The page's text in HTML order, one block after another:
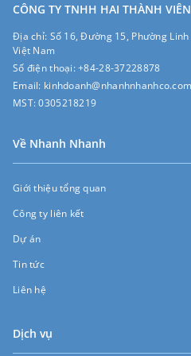
CÔNG TY TNHH HAI THÀNH
Địa chỉ: Số 16, Đường 15, Phường
Việt Nam
Số điện thoại:+84-28-37228878
Email: kinhdoanh@nhanhnhanhco.com
MST:0305218219
Về Nhanh Nhanh
Giới thiệu tổng quan
Công ty liên kết
Dự án
Tin tức
Liên hệ
Dịch vụ